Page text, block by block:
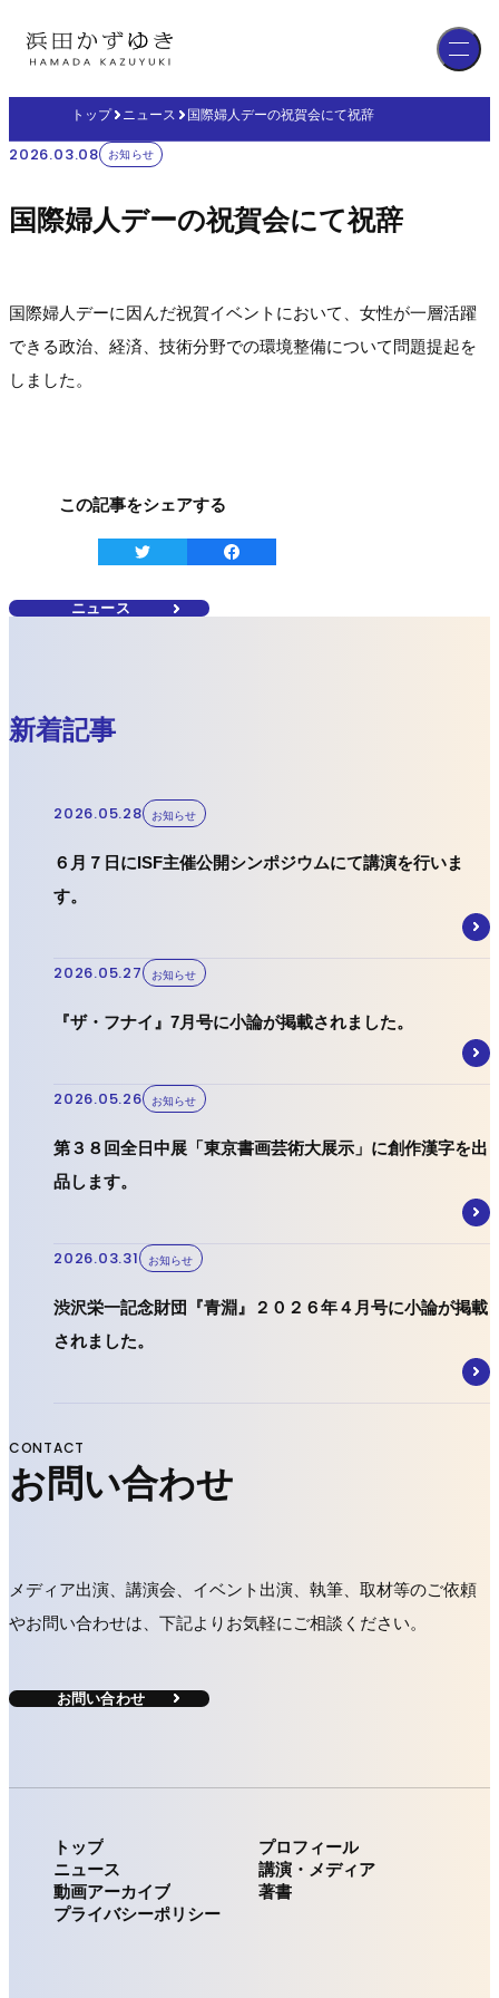
トップ ニュース 国際婦人デーの祝賀会にて祝辞
2026.03.08 お知らせ
国際婦人デーの祝賀会にて祝辞
国際婦人デーに因んだ祝賀イベントにおいて、女性が一層活躍
できる政治、経済、技術分野での環境整備について問題提起を
しました。
この記事をシェアする
ニュース
新着記事
2026.05.28 お知らせ
６月７日にISF主催公開シンポジウムにて講演を行いま
す。
2026.05.27 お知らせ
『ザ・フナイ』7月号に小論が掲載されました。
2026.05.26 お知らせ
第３８回全日中展「東京書画芸術大展示」に創作漢字を出
品します。
2026.03.31 お知らせ
渋沢栄一記念財団『青淵』２０２６年４月号に小論が掲載
されました。
CONTACT
お問い合わせ
メディア出演、講演会、イベント出演、執筆、取材等のご依頼
やお問い合わせは、下記よりお気軽にご相談ください。
お問い合わせ
トップ
トップ
プロフィール
プロフィール
ニュース
ニュース
講演・メディア
講演・メディア
動画アーカイブ
動画アーカイブ
著書
プライバシーポリシー